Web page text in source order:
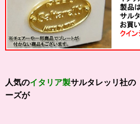
人気のイタリア製サルタレッリ社の
ーズが